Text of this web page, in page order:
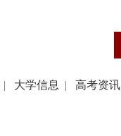
| 大学信息 | 高考资讯